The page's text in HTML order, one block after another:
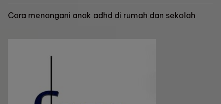
Cara menangani anak adhd di rumah dan sekolah